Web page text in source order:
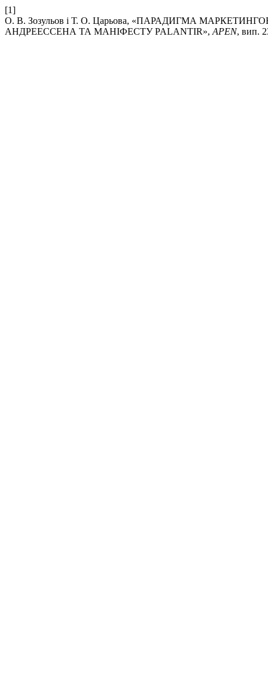
[1]
О. В. Зозульов і Т. О. Царьова, «ПАРАДИГМА
АНДРЕЕССЕНА ТА МАНІФЕСТУ PALANTIR», APEN, вип.